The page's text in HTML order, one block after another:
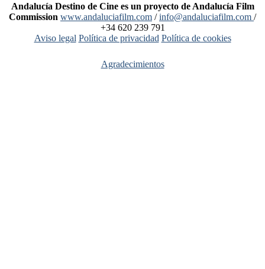
Andalucía Destino de Cine es un proyecto de Andalucía Film
Commission www.andaluciafilm.com /info@andaluciafilm.com /
+34 620 239 791
Aviso legal Política de privacidad Política de cookies
Agradecimientos